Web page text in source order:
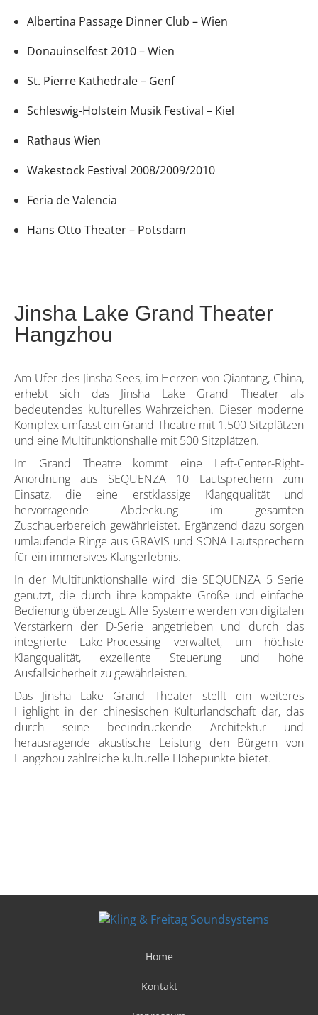
Albertina Passage Dinner Club – Wien
Donauinselfest 2010 – Wien
St. Pierre Kathedrale – Genf
Schleswig-Holstein Musik Festival – Kiel
Rathaus Wien
Wakestock Festival 2008/2009/2010
Feria de Valencia
Hans Otto Theater – Potsdam
Jinsha Lake Grand Theater
Hangzhou
Am Ufer des Jinsha-Sees, im Herzen von Qiantang, China,
erhebt sich das Jinsha Lake Grand Theater als
bedeutendes kulturelles Wahrzeichen. Dieser moderne
Komplex umfasst ein Grand Theatre mit 1.500 Sitzplätzen
und eine Multifunktionshalle mit 500 Sitzplätzen.
Im Grand Theatre kommt eine Left-Center-Right-
Anordnung aus SEQUENZA 10 Lautsprechern zum
Einsatz, die eine erstklassige Klangqualität und
hervorragende Abdeckung im gesamten
Zuschauerbereich gewährleistet. Ergänzend dazu sorgen
umlaufende Ringe aus GRAVIS und SONA Lautsprechern
für ein immersives Klangerlebnis.
In der Multifunktionshalle wird die SEQUENZA 5 Serie
genutzt, die durch ihre kompakte Größe und einfache
Bedienung überzeugt. Alle Systeme werden von digitalen
Verstärkern der D-Serie angetrieben und durch das
integrierte Lake-Processing verwaltet, um höchste
Klangqualität, exzellente Steuerung und hohe
Ausfallsicherheit zu gewährleisten.
Das Jinsha Lake Grand Theater stellt ein weiteres
Highlight in der chinesischen Kulturlandschaft dar, das
durch seine beeindruckende Architektur und
herausragende akustische Leistung den Bürgern von
Hangzhou zahlreiche kulturelle Höhepunkte bietet.
Home
Kontakt